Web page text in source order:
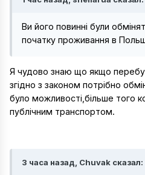
Ви його повинні були
початку проживання в
Я чудово знаю що якщо
згідно з законом потрібно
було можливості,більше того
публічним транспортом.
3 часа назад, Chuvak сказал: